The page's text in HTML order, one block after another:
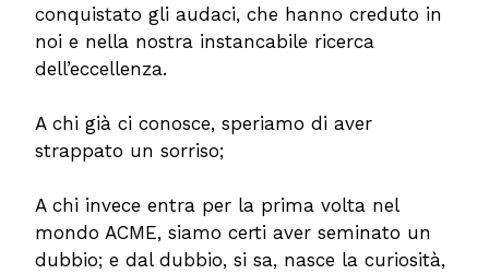
conquistato gli audaci, che hanno creduto in
noi e nella nostra instancabile ricerca
dell’eccellenza.
A chi già ci conosce, speriamo di aver
strappato un sorriso;
A chi invece entra per la prima volta nel
mondo ACME, siamo certi aver seminato un
dubbio; e dal dubbio, si sa, nasce la curiosità,